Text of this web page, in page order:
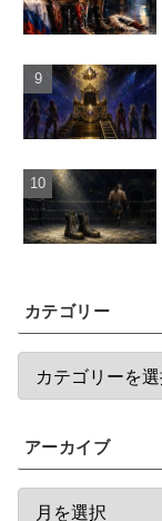
カテゴリー
アーカイブ